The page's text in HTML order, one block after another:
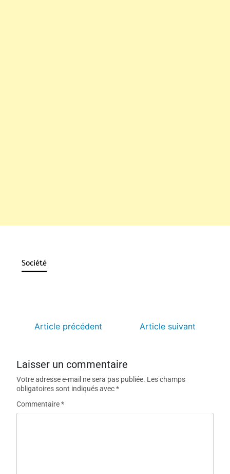
Société
Article précédent Article suivant
Laisser un commentaire
Votre adresse e-mail ne sera pas publiée. Les champs
obligatoires sont indiqués avec*
Commentaire*